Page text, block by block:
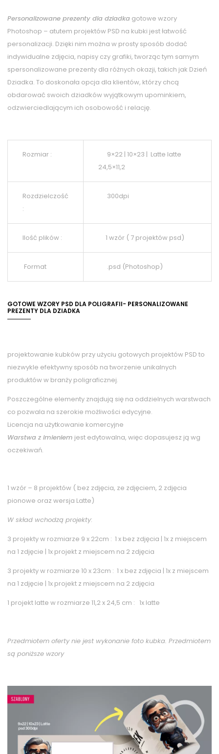
Personalizowane prezenty dla dziadka gotowe wzory
Photoshop – atutem projektów PSD na kubki jest łatwość
personalizacji. Dzięki nim można w prosty sposób dodać
indywidualne zdjęcia, napisy czy grafiki, tworząc tym samym
spersonalizowane prezenty dla różnych okazji, takich jak Dzień
Dziadka. To doskonała opcja dla klientów, którzy chcą
obdarować swoich dziadków wyjątkowym upominkiem,
odzwierciedlającym ich osobowość i relację.
Rozmiar :
9×22 | 10×23 | Latte latte
24,5×11,2
Rozdzielczość
:
300dpi
Ilość plików : 1 wzór ( 7 projektów psd)
Format .psd (Photoshop)
GOTOWE WZORY PSD DLA POLIGRAFII- PERSONALIZOWANE
PREZENTY DLA DZIADKA
projektowanie kubków przy użyciu gotowych projektów PSD to
niezwykle efektywny sposób na tworzenie unikalnych
produktów w branży poligraficznej.
Poszczególne elementy znajdują się na oddzielnych warstwach
co pozwala na szerokie możliwości edycyjne.
Licencja na użytkowanie komercyjne
Warstwa z imieniem jest edytowalna, więc dopasujesz ją wg
oczekiwań.
1 wzór – 8 projektów ( bez zdjęcia, ze zdjęciem, 2 zdjęcia
pionowe oraz wersja Latte)
W skład wchodzą projekty:
3 projekty w rozmiarze 9 x 22cm : 1 x bez zdjęcia | 1x z miejscem
na 1 zdjęcie | 1x projekt z miejscem na 2 zdjęcia
3 projekty w rozmiarze 10 x 23cm : 1 x bez zdjęcia | 1x z miejscem
na 1 zdjęcie | 1x projekt z miejscem na 2 zdjęcia
1 projekt latte w rozmiarze 11,2 x 24,5 cm : 1x latte
Przedmiotem oferty nie jest wykonanie foto kubka. Przedmiotem
są poniższe wzory